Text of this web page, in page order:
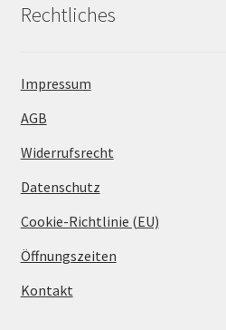
Rechtliches
Impressum
AGB
Widerrufsrecht
Datenschutz
Cookie-Richtlinie (EU)
Öffnungszeiten
Kontakt